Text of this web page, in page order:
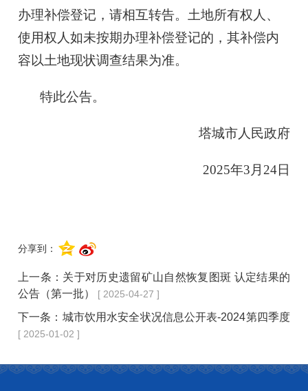
办理补偿登记，请相互转告。土地所有权人、
使用权人如未按期办理补偿登记的，其补偿内
容以土地现状调查结果为准。
特此公告。
塔城市人民政府
2025年3月24日
分享到：
上一条： 关于对历史遗留矿山自然恢复图斑 认定结果的
公告（第一批）
[ 2025-04-27 ]
下一条： 城市饮用水安全状况信息公开表-2024第四季度
[ 2025-01-02 ]